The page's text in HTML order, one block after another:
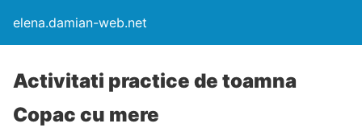
elena.damian-web.net
Activitati practice de toamna
Copac cu mere